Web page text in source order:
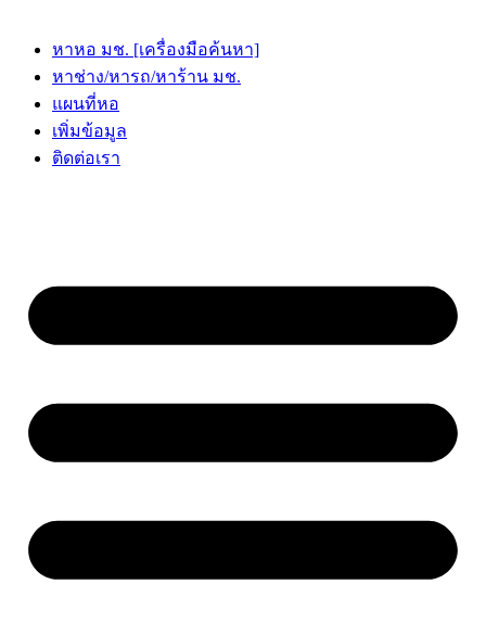
หาหอ มช. [เครื่องมือค้นหา]
หาช่าง/หารถ/หาร้าน มช.
แผนที่หอ
เพิ่มข้อมูล
ติดต่อเรา